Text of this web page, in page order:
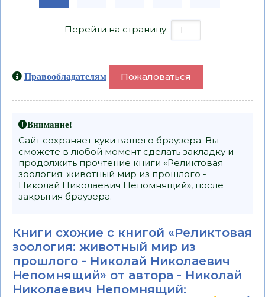
Перейти на страницу:
Правообладателям Пожаловаться
Внимание!
Сайт сохраняет куки вашего браузера. Вы
сможете в любой момент сделать закладку и
продолжить прочтение книги «Реликтовая
зоология: животный мир из прошлого -
Николай Николаевич Непомнящий», после
закрытия браузера.
Книги схожие с книгой «Реликтовая
зоология: животный мир из
прошлого - Николай Николаевич
Непомнящий» от автора - Николай
Николаевич Непомнящий: